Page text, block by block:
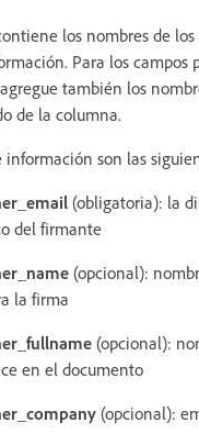
los nombres de los
Para los campos
también los
de la columna.
información son las
(obligatoria): la
del firmante
(opcional):
la firma
(opcional):
en el documento
(opcional):